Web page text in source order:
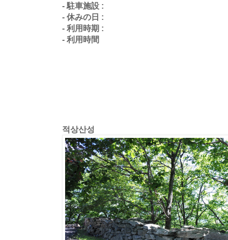
- 駐車施設 :
- 休みの日 :
- 利用時期 :
- 利用時間
적상산성